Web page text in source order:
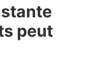
peut